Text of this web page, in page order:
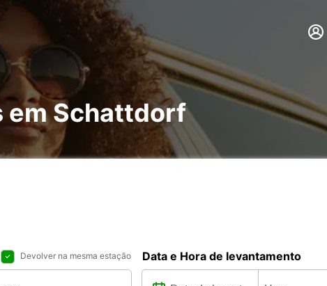
em Schattdorf
Devolver na mesma estação Data e Hora de levantamento